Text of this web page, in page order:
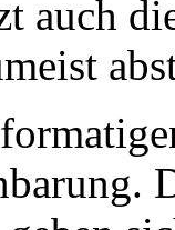
auch